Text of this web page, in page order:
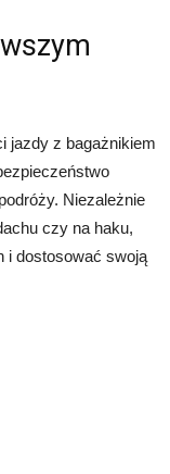
jazdy z bagażnikiem
Niezależnie
czy na haku,
i dostosować swoją